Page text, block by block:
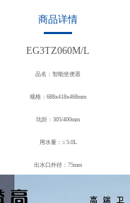
商品详情
EG3TZ060M/L
品名：智能坐便器
规格：688x418x468mm
坑距：305/400mm
用水量：≤ 5.0L
出水口外径：75mm